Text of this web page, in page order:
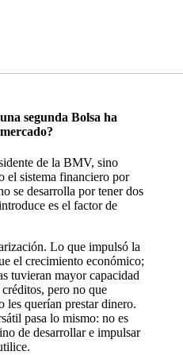
segunda Bolsa ha
de la BMV, sino
el sistema financiero por
se desarrolla por tener dos
es el factor de
Lo que impulsó la
el crecimiento económico;
tuvieran mayor capacidad
pero no que
les querían prestar dinero.
pasa lo mismo: no es
de desarrollar e impulsar